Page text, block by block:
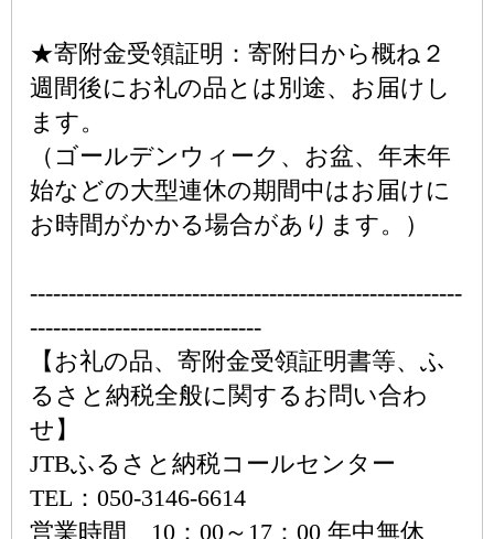
★寄附金受領証明：寄附日から概ね２
週間後にお礼の品とは別途、お届けし
ます。
（ゴールデンウィーク、お盆、年末年
始などの大型連休の期間中はお届けに
お時間がかかる場合があります。）
--------------------------------------------------------
------------------------------
【お礼の品、寄附金受領証明書等、ふ
るさと納税全般に関するお問い合わ
せ】
JTBふるさと納税コールセンター
TEL：050-3146-6614
営業時間 10：00～17：00 年中無休